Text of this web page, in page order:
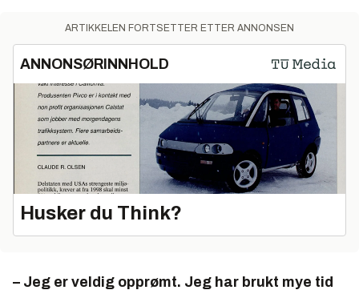
ARTIKKELEN FORTSETTER ETTER ANNONSEN
ANNONSØRINNHOLD
Husker du Think?
– Jeg er veldig opprømt. Jeg har brukt mye tid